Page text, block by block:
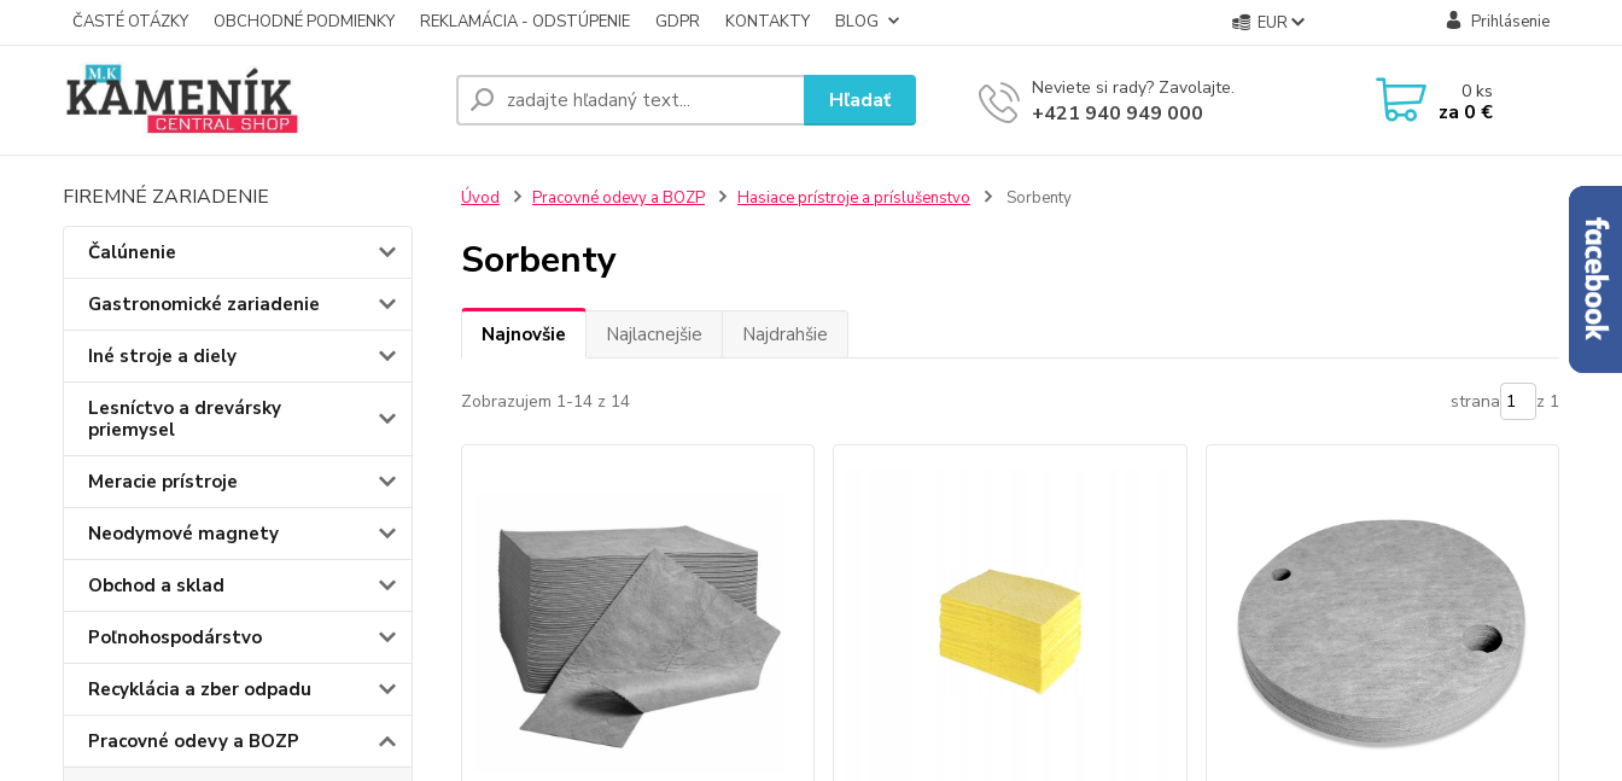
ČASTÉ OTÁZKY OBCHODNÉ PODMIENKY REKLAMÁCIA - ODSTÚPENIE GDPR KONTAKTY BLOG EUR Prihlásenie
Hľadať Neviete si rady? Zavolajte.
+421 940 949 000
0ks
za 0 €
FIREMNÉ ZARIADENIE
Čalúnenie
Gastronomické zariadenie
Iné stroje a diely
Lesníctvo a drevársky
priemysel
Meracie prístroje
Neodymové magnety
Obchod a sklad
Poľnohospodárstvo
Recyklácia a zber odpadu
Pracovné odevy a BOZP
Úvod Pracovné odevy a BOZP Hasiace prístroje a príslušenstvo Sorbenty
Sorbenty
Najnovšie Najlacnejšie Najdrahšie
Zobrazujem 1-14 z 14 strana z 1